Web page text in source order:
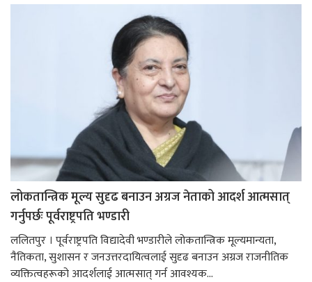
लोकतान्त्रिक मूल्य सुदृढ बनाउन अग्रज नेताको आदर्श आत्मसात्
गर्नुपर्छः पूर्वराष्ट्रपति भण्डारी
ललितपुर । पूर्वराष्ट्रपति विद्यादेवी भण्डारीले लोकतान्त्रिक मूल्यमान्यता,
नैतिकता, सुशासन र जनउत्तरदायित्वलाई सुदृढ बनाउन अग्रज राजनीतिक
व्यक्तित्वहरूको आदर्शलाई आत्मसात् गर्न आवश्यक...